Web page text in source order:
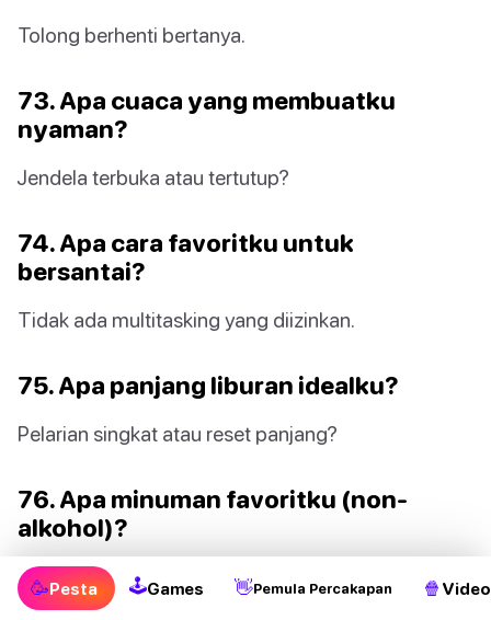
Tolong berhenti bertanya.
73. Apa cuaca yang membuatku
nyaman?
Jendela terbuka atau tertutup?
74. Apa cara favoritku untuk
bersantai?
Tidak ada multitasking yang diizinkan.
75. Apa panjang liburan idealku?
Pelarian singkat atau reset panjang?
76. Apa minuman favoritku (non-
alkohol)?
Kepribadian hidrasi.
🥳Pesta 🕹Games 👋Pemula Percakapan 🍿 Video